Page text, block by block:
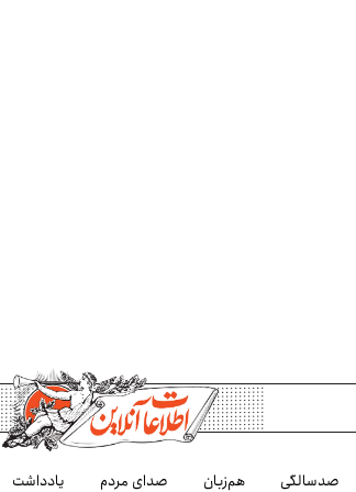
صدسالگی هم‌زبان صدای مردم یادداشت